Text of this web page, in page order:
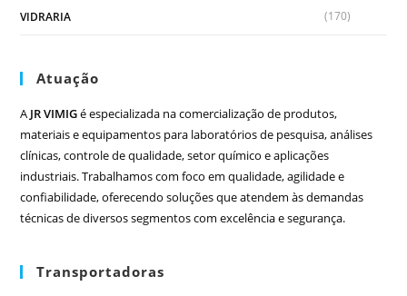
VIDRARIA (170)
Atuação
A JR VIMIGé especializada na comercialização de produtos,
materiais e equipamentos para laboratórios de pesquisa, análises
clínicas, controle de qualidade, setor químico e aplicações
industriais. Trabalhamos com foco em qualidade, agilidade e
confiabilidade, oferecendo soluções que atendem às demandas
técnicas de diversos segmentos com excelência e segurança.
Transportadoras